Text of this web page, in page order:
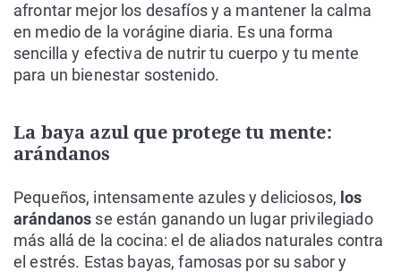
afrontar mejor los desafíos y a mantener la calma
en medio de la vorágine diaria. Es una forma
sencilla y efectiva de nutrir tu cuerpo y tu mente
para un bienestar sostenido.
La baya azul que protege tu mente:
arándanos
Pequeños, intensamente azules y deliciosos, los
arándanos se están ganando un lugar privilegiado
más allá de la cocina: el de aliados naturales contra
el estrés. Estas bayas, famosas por su sabor y